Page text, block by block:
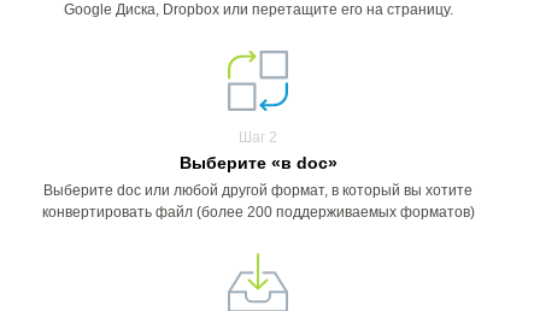
Google Диска, Dropbox или перетащите его на страницу.
Шаг 2
Выберите «в doc»
Выберите doc или любой другой формат, в который вы хотите
конвертировать файл (более 200 поддерживаемых форматов)